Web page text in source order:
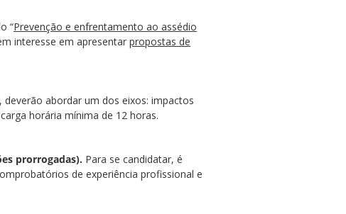
“Prevenção e enfrentamento ao assédio
interesse em apresentar propostas de
abordar um dos eixos: impactos
horária mínima de 12 horas.
prorrogadas). Para se candidatar, é
de experiência profissional e